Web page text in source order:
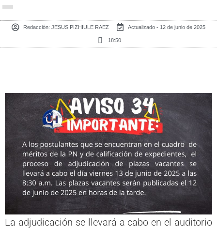
Redacción: JESUS PIZHIULE RAEZ Actualizado - 12 de junio de 2025
18:50
La adjudicación se llevará a cabo en el auditorio